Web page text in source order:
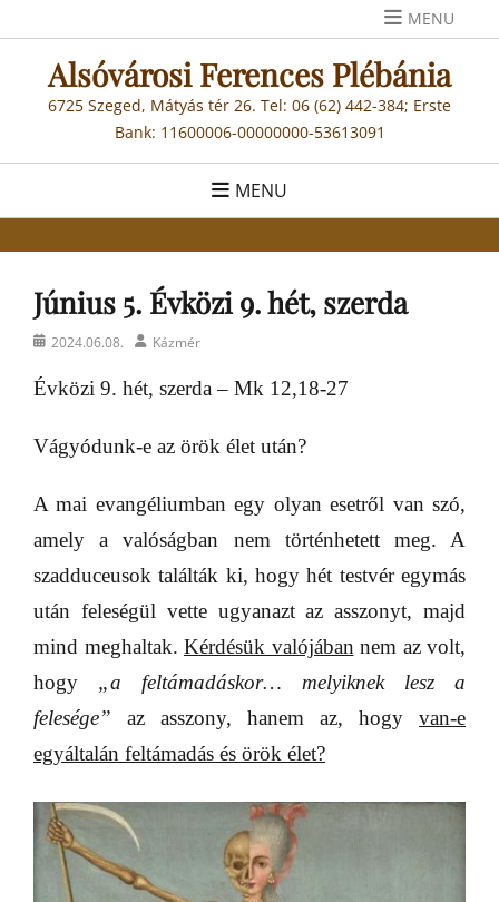
to
content
MENU
Alsóvárosi Ferences Plébánia
6725 Szeged, Mátyás tér 26. Tel: 06 (62) 442-384; Erste
Bank: 11600006-00000000-53613091
MENU
Június 5. Évközi 9. hét, szerda
Posted2024.06.08. AuthorKázmér
Évközi 9. hét, szerda – Mk 12,18-27
Vágyódunk-e az örök élet után?
A mai evangéliumban egy olyan esetről van szó,
amely a valóságban nem történhetett meg. A
szadduceusok találták ki, hogy hét testvér egymás
után feleségül vette ugyanazt az asszonyt, majd
mind meghaltak. Kérdésük valójában nem az volt,
hogy „a feltámadáskor… melyiknek lesz a
felesége” az asszony, hanem az, hogy van-e
egyáltalán feltámadás és örök élet?